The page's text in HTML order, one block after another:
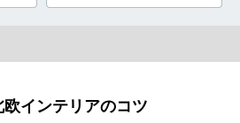
インテリアのコツ